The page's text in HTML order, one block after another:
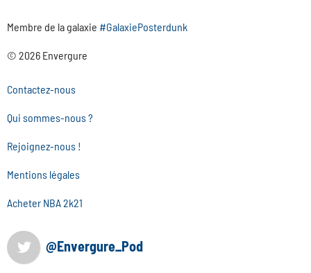
Membre de la galaxie #GalaxiePosterdunk
© 2026 Envergure
Contactez-nous
Qui sommes-nous ?
Rejoignez-nous !
Mentions légales
Acheter NBA 2k21
@Envergure_Pod